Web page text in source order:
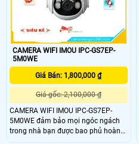
CAMERA WIFI IMOU IPC-GS7EP-
5M0WE
Giá Bán: 1,800,000 ₫
Giá gốc: 2,100,000 ₫
CAMERA WIFI IMOU IPC-GS7EP-
5M0WE đảm bảo mọi ngóc ngách
trong nhà bạn được bao phủ hoàn
toàn . Với chứng nhận IP66, camera